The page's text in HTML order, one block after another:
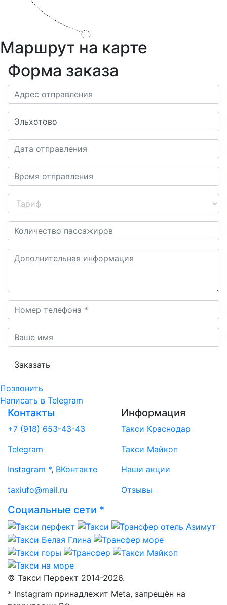
Маршрут на карте
Форма заказа
Заказать
Позвонить
Написать в Telegram
Контакты
+7 (918) 653-43-43
Telegram
Instagram *, ВКонтакте
taxiufo@mail.ru
Информация
Такси Краснодар
Такси Майкоп
Наши акции
Отзывы
Социальные сети *
© Такси Перфект 2014-2026.
* Instagram принадлежит Meta, запрещён на